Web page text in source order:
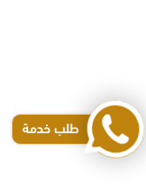
طلب خدمة